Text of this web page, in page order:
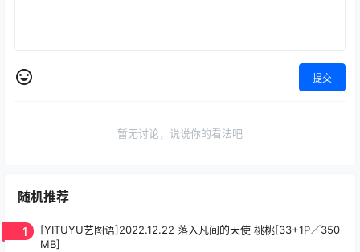
提交
暂无讨论，说说你的看法吧
随机推荐
1
[YITUYU艺图语]2022.12.22 落入凡间的天使 桃桃[33+1P／350
MB]